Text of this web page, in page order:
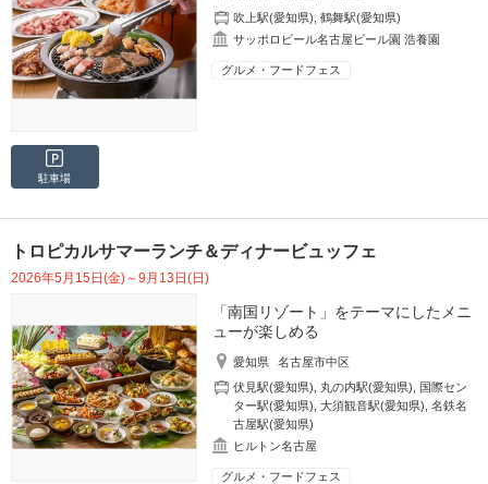
吹上駅(愛知県) ,鶴舞駅(愛知県)
サッポロビール名古屋ビール園 浩養園
グルメ・フードフェス
駐車場
トロピカルサマーランチ＆ディナービュッフェ
2026年5月15日(金)～9月13日(日)
「南国リゾート」をテーマにしたメニ
ューが楽しめる
愛知県
名古屋市中区
伏見駅(愛知県)
丸の内駅(愛知県)
国際セン
ター駅(愛知県) ,大須観音駅(愛知県) ,名鉄名
古屋駅(愛知県)
ヒルトン名古屋
グルメ・フードフェス